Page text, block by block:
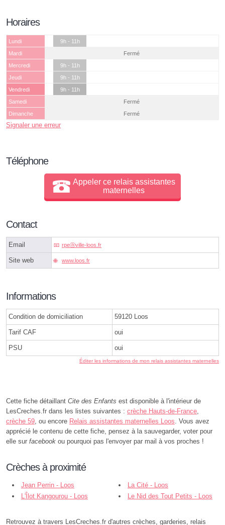
Horaires
Lundi
9h - 11h
Mardi
Fermé
Mercredi
9h - 11h
Jeudi
9h - 11h
Vendredi
9h - 11h
Samedi
Fermé
Dimanche
Fermé
Signaler une erreur
Téléphone
Appeler ce relais assistantes
maternelles
Contact
Email rpeⓐville-loos.fr
Site web www.loos.fr
Informations
Condition de domiciliation 59120 Loos
Tarif CAF oui
PSU oui
Éditer les informations de mon relais assistantes maternelles
Cette fiche détaillant Cite des Enfants est disponible à l'intérieur de
LesCreches.fr dans les listes suivantes : crèche Hauts-de-France
crèche 59 , ou encore Relais assistantes maternelles Loos . Vous avez
apprécié le contenu de cette fiche, pensez à la sauvegarder, voter pour
elle sur facebook ou pourquoi pas l'envoyer par mail à vos proches !
Crèches à proximité
Jean Perrin - Loos
La Cité - Loos
L'Îlot Kangourou - Loos
Le Nid des Tout Petits - Loos
Retrouvez à travers LesCreches.fr d'autres crèches, garderies, relais